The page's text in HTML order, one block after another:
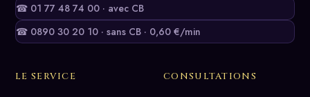
☎ 01 77 48 74 00 · avec CB
☎ 0890 30 20 10 · sans CB · 0,60 €/min
LE SERVICE CONSULTATIONS